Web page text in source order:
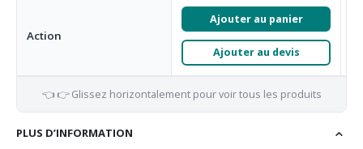
Action
Ajouter au panier
Ajouter au devis
👈 👉 Glissez horizontalement pour voir tous les produits
PLUS D’INFORMATION